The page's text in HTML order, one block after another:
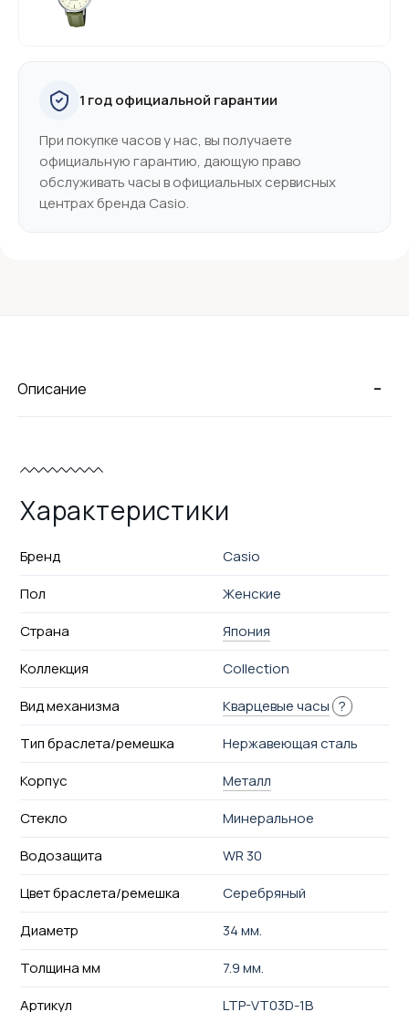
1 год официальной гарантии
При покупке часов у нас, вы получаете
официальную гарантию, дающую право
обслуживать часы в официальных сервисных
центрах бренда Casio.
-
Описание
Характеристики
Бренд
Casio
Пол
Женские
Страна
Япония
Коллекция
Collection
Вид механизма
Кварцевые часы ?
Тип браслета/ремешка
Нержавеющая сталь
Корпус
Металл
Стекло
Минеральное
Водозащита
WR 30
Цвет браслета/ремешка
Серебряный
Диаметр
34 мм.
Толщина мм
7.9 мм.
Артикул
LTP-VT03D-1B